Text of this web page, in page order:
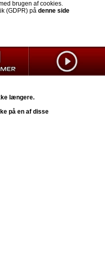
brugen af cookies.
(GDPR) på denne side
længere.
på en af disse